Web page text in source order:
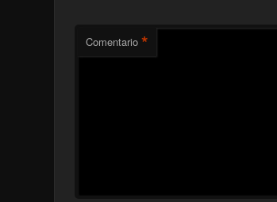
Comentario *